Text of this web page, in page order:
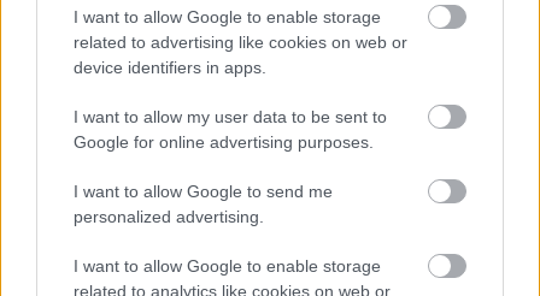
I want to allow Google to enable storage
related to advertising like cookies on web or
device identifiers in apps.
I want to allow my user data to be sent to
Google for online advertising purposes.
I want to allow Google to send me
personalized advertising.
I want to allow Google to enable storage
related to analytics like cookies on web or